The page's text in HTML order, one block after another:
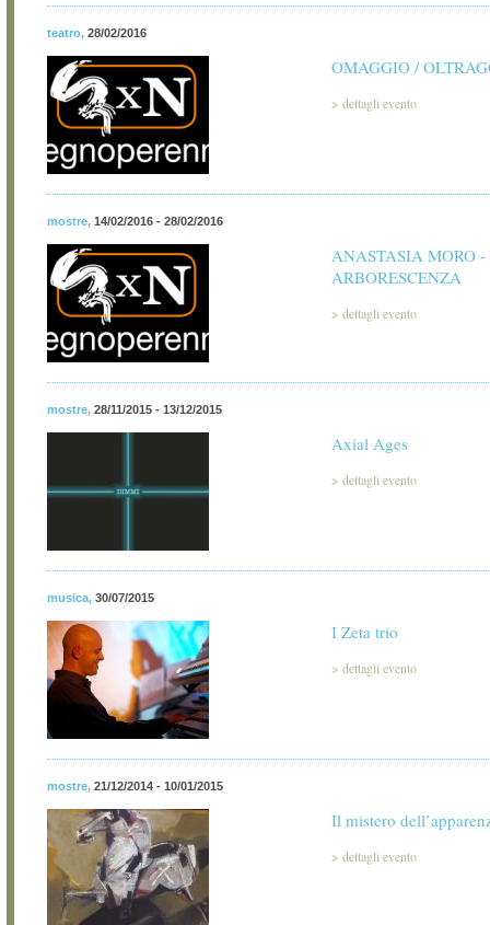
teatro, 28/02/2016
OMAGGIO /
> dettagli evento
mostre, 14/02/2016 - 28/02/2016
ANASTASIA MORO -
ARBORESCENZA
> dettagli evento
mostre, 28/11/2015 - 13/12/2015
Axial Ages
> dettagli evento
musica, 30/07/2015
I Zeta trio
> dettagli evento
mostre, 21/12/2014 - 10/01/2015
Il mistero
> dettagli evento